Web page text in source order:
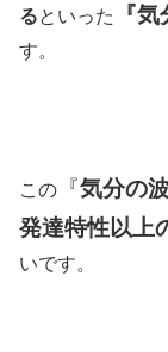
るといった 『気
す。
この 『気分の
発達特性以上
いです。